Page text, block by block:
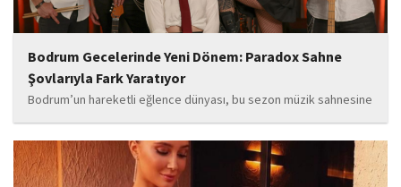
Bodrum Gecelerinde Yeni Dönem: Paradox Sahne
Şovlarıyla Fark Yaratıyor
Bodrum’un hareketli eğlence dünyası, bu sezon müzik sahnesine
iddialı bir giriş yapan “Paradox” ile yeni bir enerji kazanıyor. Güçlü
sahne performansı, uluslararası standartlardaki repertuarı ve
deneyimli müzisyen kadrosuyla dikkat çeken...